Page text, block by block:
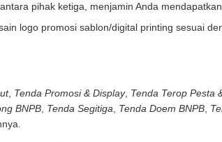
pihak ketiga, menjamin Anda
logo promosi sablon/digital printing sesuai
, Tenda Promosi & Display, Tenda Terop Pesta
BNPB, Tenda Segitiga Tenda Doem BNPB,